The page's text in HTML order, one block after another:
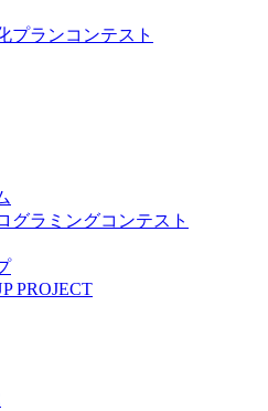
プランコンテスト
グラミングコンテスト
PROJECT